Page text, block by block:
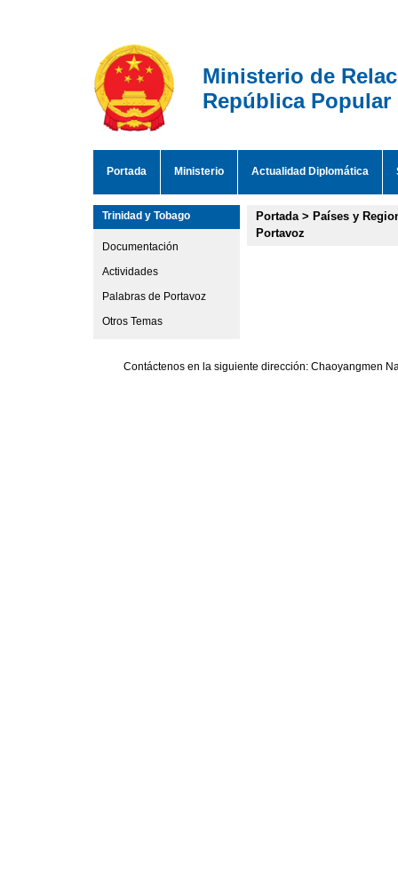
Ministerio de
República Popular
Portada Ministerio Actualidad Diplomática
Trinidad y Tobago
Documentación
Actividades
Palabras de Portavoz
Otros Temas
Portada> Países y
Portavoz
Contáctenos en la siguiente dirección: Chaoyangmen